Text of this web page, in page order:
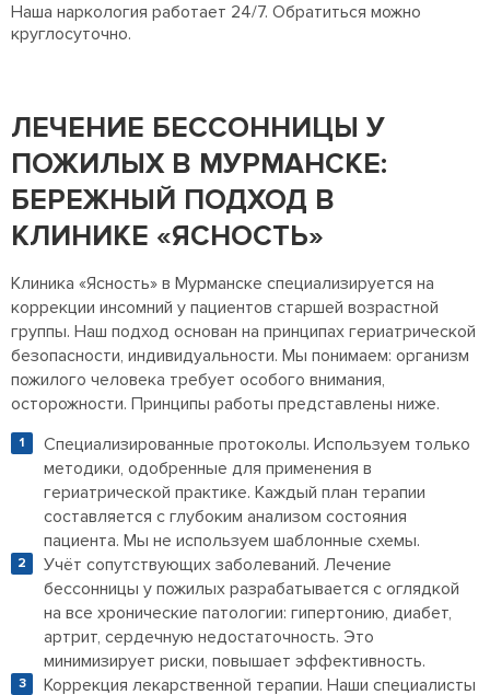
Наша наркология работает 24/7. Обратиться можно
круглосуточно.
ЛЕЧЕНИЕ БЕССОННИЦЫ У
ПОЖИЛЫХ В МУРМАНСКЕ:
БЕРЕЖНЫЙ ПОДХОД В
КЛИНИКЕ «ЯСНОСТЬ»
Клиника «Ясность» в Мурманске специализируется на
коррекции инсомний у пациентов старшей возрастной
группы. Наш подход основан на принципах гериатрической
безопасности, индивидуальности. Мы понимаем: организм
пожилого человека требует особого внимания,
осторожности. Принципы работы представлены ниже.
Специализированные протоколы. Используем только
методики, одобренные для применения в
гериатрической практике. Каждый план терапии
составляется с глубоким анализом состояния
пациента. Мы не используем шаблонные схемы.
Учёт сопутствующих заболеваний. Лечение
бессонницы у пожилых разрабатывается с оглядкой
на все хронические патологии: гипертонию, диабет,
артрит, сердечную недостаточность. Это
минимизирует риски, повышает эффективность.
Коррекция лекарственной терапии. Наши специалисты